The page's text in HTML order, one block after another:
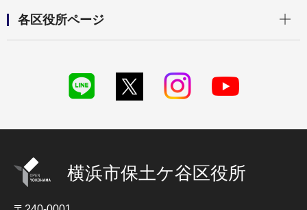
各区役所ページ
横浜市保土ケ谷区役所